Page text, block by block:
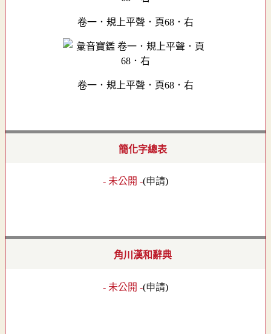
卷一．規上平聲．頁68．右
卷一．規上平聲．頁68．右
簡化字總表
- 未公開 -(申請)
角川漢和辭典
- 未公開 -(申請)